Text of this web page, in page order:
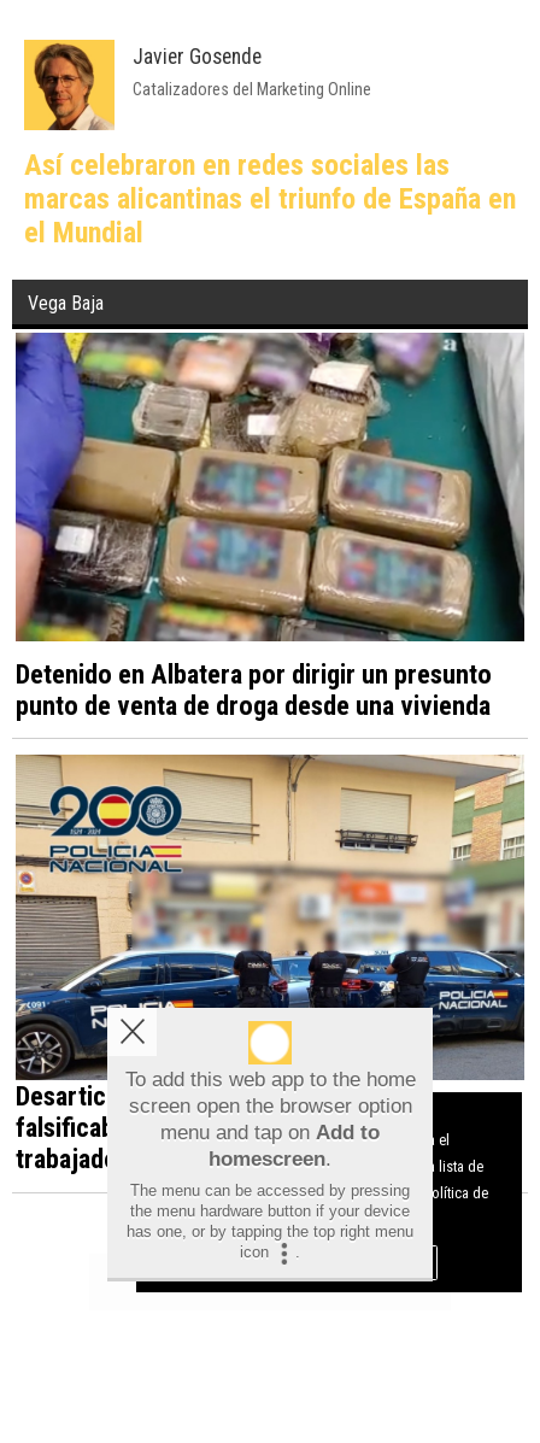
Javier Gosende
Catalizadores del Marketing Online
Así celebraron en redes sociales las
marcas alicantinas el triunfo de España en
el Mundial
Vega Baja
Detenido en Albatera por dirigir un presunto
punto de venta de droga desde una vivienda
Desarticulada en Orihuela una red que
falsificaba documentos para contratar
trabajadores irregulares
To add this web app to the home
screen open the browser option
menu and tap on Add to
homescreen.
The menu can be accessed by pressing
the menu hardware button if your device
has one, or by tapping the top right menu
icon
.
Aviso sobre el Uso de cookies:
Utilizamos cookies nuestras y de terceros para el
funcionamiento del digital. Puedes consultar la lista de
cookies y como desconectarlas. Ver nuestra Política de
Privacidad y Cookies
Aceptar Cookies